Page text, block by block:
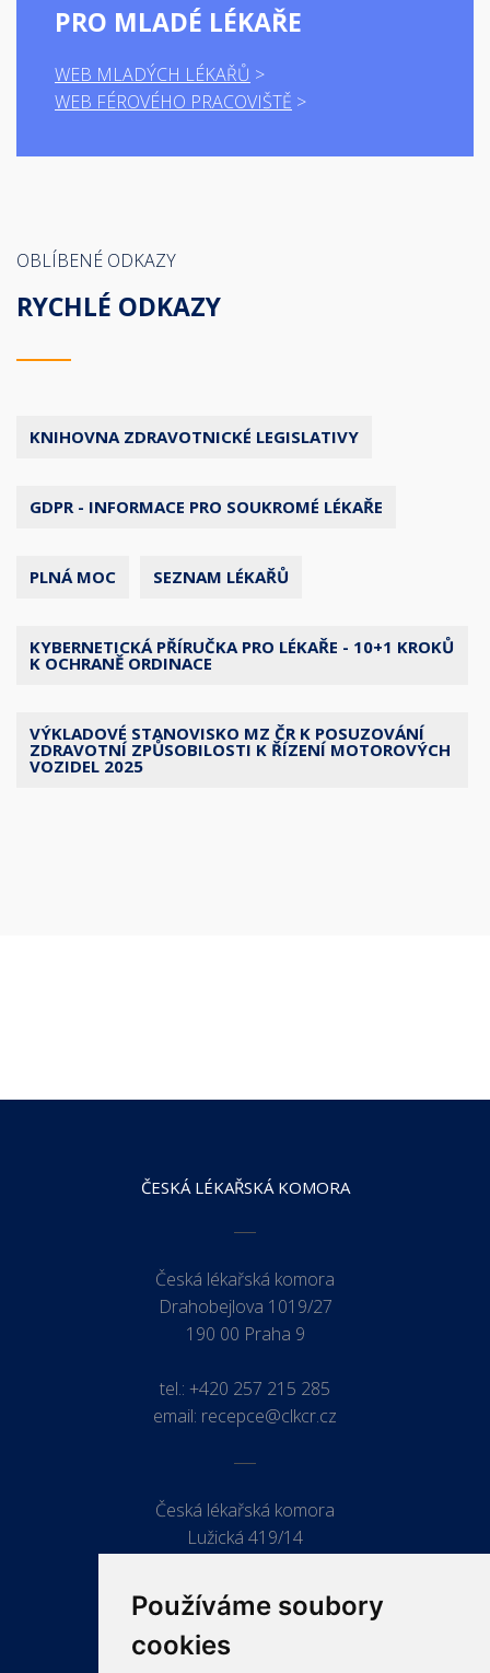
Používáme soubory
cookies
PRO MLADÉ LÉKAŘE
WEB MLADÝCH LÉKAŘŮ
WEB FÉROVÉHO PRACOVIŠTĚ
OBLÍBENÉ ODKAZY
RYCHLÉ ODKAZY
KNIHOVNA ZDRAVOTNICKÉ LEGISLATIVY
GDPR - INFORMACE PRO SOUKROMÉ LÉKAŘE
PLNÁ MOC SEZNAM LÉKAŘŮ
KYBERNETICKÁ PŘÍRUČKA PRO LÉKAŘE - 10+1 KROKŮ
K OCHRANĚ ORDINACE
VÝKLADOVÉ STANOVISKO MZ ČR K POSUZOVÁNÍ
ZDRAVOTNÍ ZPŮSOBILOSTI K ŘÍZENÍ MOTOROVÝCH
VOZIDEL 2025
ČESKÁ LÉKAŘSKÁ KOMORA
Česká lékařská komora
Drahobejlova 1019/27
190 00 Praha 9
tel.: +420 257 215 285
email: recepce@clkcr.cz
Česká lékařská komora
Lužická 419/14